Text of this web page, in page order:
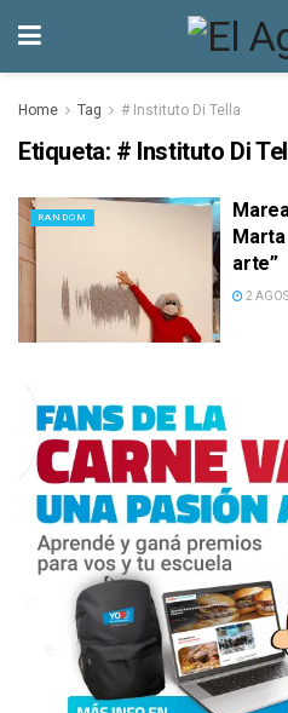
Home Tag # Instituto Di Tella
Etiqueta: # Instituto Di
RANDOM
arte”
2